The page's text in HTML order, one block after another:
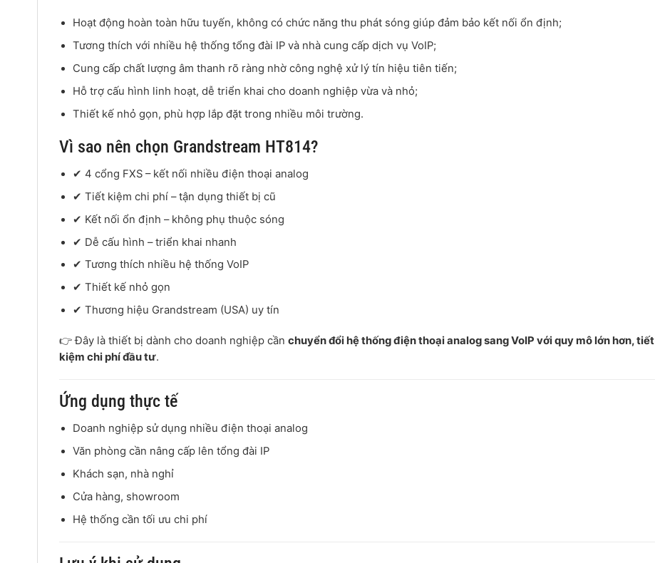
Hoạt động hoàn toàn hữu tuyến, không có chức năng thu phát sóng giúp đảm bảo kết nối ổn định;
Tương thích với nhiều hệ thống tổng đài IP và nhà cung cấp dịch vụ VoIP;
Cung cấp chất lượng âm thanh rõ ràng nhờ công nghệ xử lý tín hiệu tiên tiến;
Hỗ trợ cấu hình linh hoạt, dễ triển khai cho doanh nghiệp vừa và nhỏ;
Thiết kế nhỏ gọn, phù hợp lắp đặt trong nhiều môi trường.
Vì sao nên chọn Grandstream HT814?
✔ 4 cổng FXS – kết nối nhiều điện thoại analog
✔ Tiết kiệm chi phí – tận dụng thiết bị cũ
✔ Kết nối ổn định – không phụ thuộc sóng
✔ Dễ cấu hình – triển khai nhanh
✔ Tương thích nhiều hệ thống VoIP
✔ Thiết kế nhỏ gọn
✔ Thương hiệu Grandstream (USA) uy tín
👉 Đây là thiết bị dành cho doanh nghiệp cần chuyển đổi hệ thống điện thoại analog sang VoIP với quy mô lớn hơn, tiết
kiệm chi phí đầu tư.
Ứng dụng thực tế
Doanh nghiệp sử dụng nhiều điện thoại analog
Văn phòng cần nâng cấp lên tổng đài IP
Khách sạn, nhà nghỉ
Cửa hàng, showroom
Hệ thống cần tối ưu chi phí